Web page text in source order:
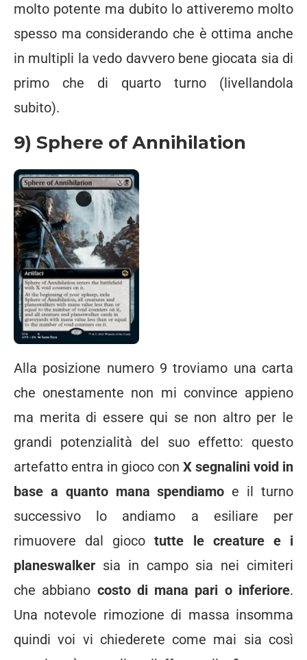
molto potente ma dubito lo attiveremo molto
spesso ma considerando che è ottima anche
in multipli la vedo davvero bene giocata sia di
primo che di quarto turno (livellandola
subito).
9) Sphere of Annihilation
Alla posizione numero 9 troviamo una carta
che onestamente non mi convince appieno
ma merita di essere qui se non altro per le
grandi potenzialità del suo effetto: questo
artefatto entra in gioco con X segnalini void in
base a quanto mana spendiamo e il turno
successivo lo andiamo a esiliare per
rimuovere dal giocotutte le creature e i
planeswalker sia in campo sia nei cimiteri
che abbiano costo di mana pari o inferiore.
Una notevole rimozione di massa insomma
quindi voi vi chiederete come mai sia così